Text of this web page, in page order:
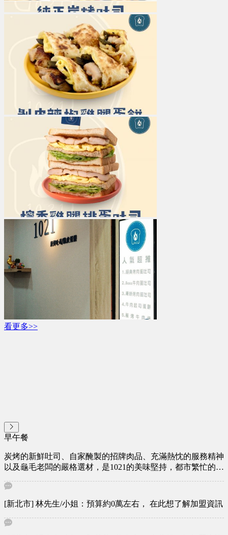
看更多>>
早午餐
炭烤的新鮮吐司、自家醃製的招牌肉品、充滿熱忱的服務精神
以及龜毛老闆的嚴格選材，是1021的美味堅持，都市繁忙的步
把時間慢下來，好好享受美食。
[新北市] 林先生/小姐：預算約0萬左右， 在此想了解加盟資訊